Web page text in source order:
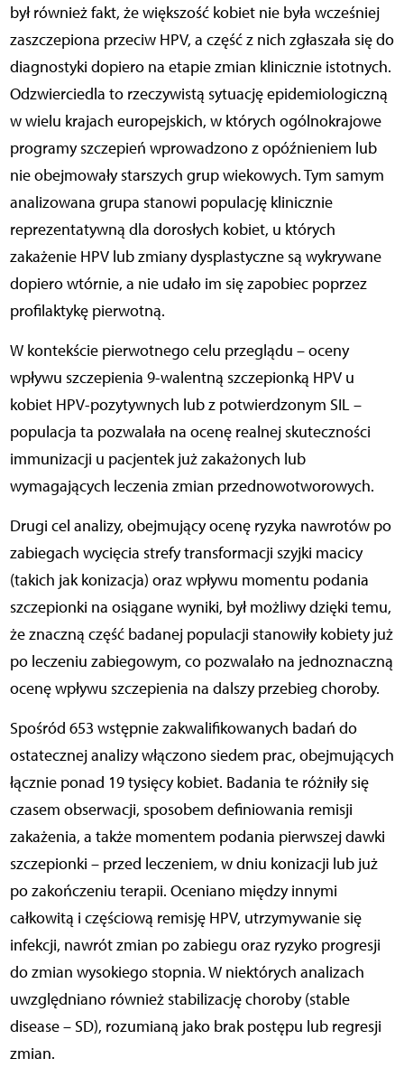
był również fakt, że większość kobiet nie była wcześniej
zaszczepiona przeciw HPV, a część z nich zgłaszała się do
diagnostyki dopiero na etapie zmian klinicznie istotnych.
Odzwierciedla to rzeczywistą sytuację epidemiologiczną
w wielu krajach europejskich, w których ogólnokrajowe
programy szczepień wprowadzono z opóźnieniem lub
nie obejmowały starszych grup wiekowych. Tym samym
analizowana grupa stanowi populację klinicznie
reprezentatywną dla dorosłych kobiet, u których
zakażenie HPV lub zmiany dysplastyczne są wykrywane
dopiero wtórnie, a nie udało im się zapobiec poprzez
profilaktykę pierwotną.
W kontekście pierwotnego celu przeglądu – oceny
wpływu szczepienia 9-walentną szczepionką HPV u
kobiet HPV-pozytywnych lub z potwierdzonym SIL –
populacja ta pozwalała na ocenę realnej skuteczności
immunizacji u pacjentek już zakażonych lub
wymagających leczenia zmian przednowotworowych.
Drugi cel analizy, obejmujący ocenę ryzyka nawrotów po
zabiegach wycięcia strefy transformacji szyjki macicy
(takich jak konizacja) oraz wpływu momentu podania
szczepionki na osiągane wyniki, był możliwy dzięki temu,
że znaczną część badanej populacji stanowiły kobiety już
po leczeniu zabiegowym, co pozwalało na jednoznaczną
ocenę wpływu szczepienia na dalszy przebieg choroby.
Spośród 653 wstępnie zakwalifikowanych badań do
ostatecznej analizy włączono siedem prac, obejmujących
łącznie ponad 19 tysięcy kobiet. Badania te różniły się
czasem obserwacji, sposobem definiowania remisji
zakażenia, a także momentem podania pierwszej dawki
szczepionki – przed leczeniem, w dniu konizacji lub już
po zakończeniu terapii. Oceniano między innymi
całkowitą i częściową remisję HPV, utrzymywanie się
infekcji, nawrót zmian po zabiegu oraz ryzyko progresji
do zmian wysokiego stopnia. W niektórych analizach
uwzględniano również stabilizację choroby (stable
disease – SD), rozumianą jako brak postępu lub regresji
zmian.